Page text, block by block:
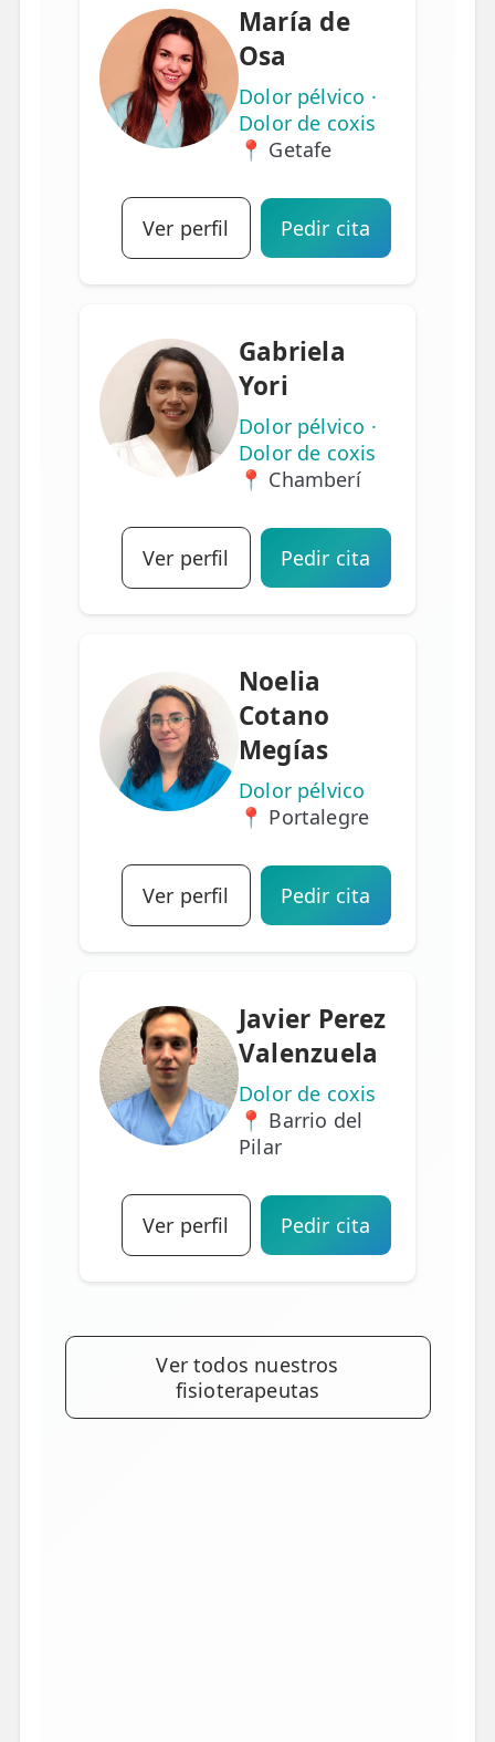
María de
Osa
Dolor pélvico ·
Dolor de coxis
📍 Getafe
Ver perfil Pedir cita
Gabriela
Yori
Dolor pélvico ·
Dolor de coxis
📍 Chamberí
Ver perfil Pedir cita
Noelia
Cotano
Megías
Dolor pélvico
📍 Portalegre
Ver perfil Pedir cita
Javier Perez
Valenzuela
Dolor de coxis
📍 Barrio del
Pilar
Ver perfil Pedir cita
Ver todos nuestros
fisioterapeutas